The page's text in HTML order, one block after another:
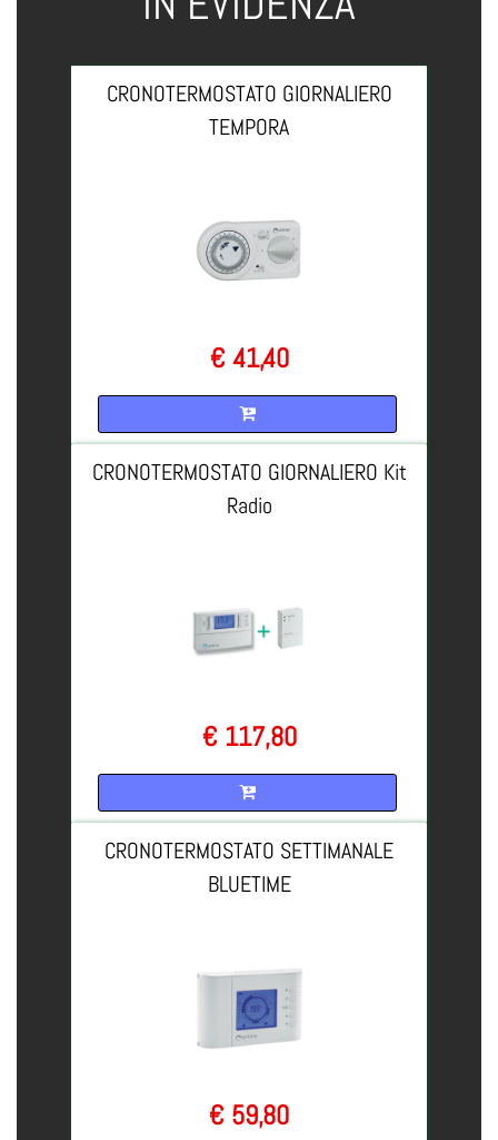
CRONOTERMOSTATO GIORNALIERO
TEMPORA
€ 41,40
CRONOTERMOSTATO GIORNALIERO Kit
Radio
€ 117,80
CRONOTERMOSTATO SETTIMANALE
BLUETIME
€ 59,80